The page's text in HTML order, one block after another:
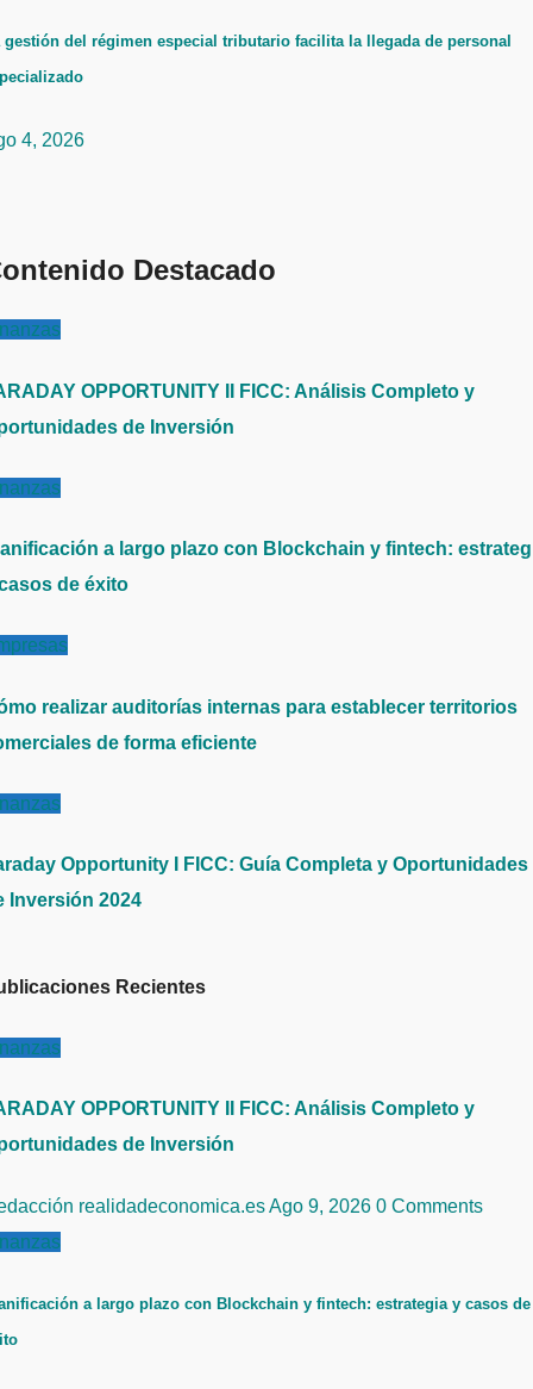
gestión del régimen especial tributario facilita la llegada de personal
4, 2026
Destacado
OPPORTUNITY II FICC: Análisis Completo y
de Inversión
a largo plazo con Blockchain y fintech:
de éxito
realizar auditorías internas para establecer territorios
de forma eficiente
Opportunity I FICC: Guía Completa y Oportunidades
Inversión 2024
Recientes
OPPORTUNITY II FICC: Análisis Completo y
de Inversión
realidadeconomica.esAgo 9, 2026 0 Comments
a largo plazo con Blockchain y fintech: estrategia y casos de